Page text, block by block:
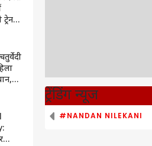
ट्रेंडिंग न्यूज
#NANDAN NILEKANI